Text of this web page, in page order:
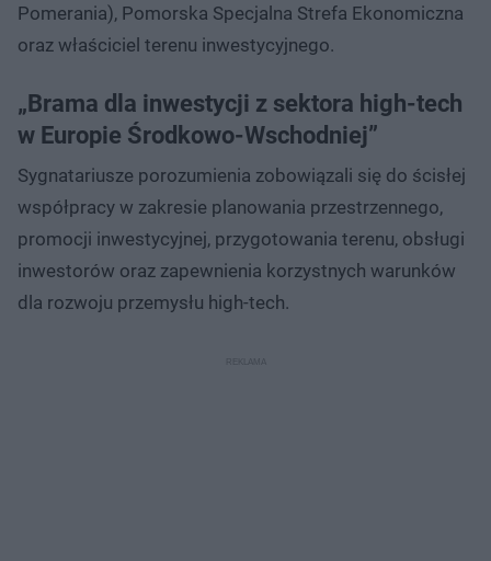
Pomerania), Pomorska Specjalna Strefa Ekonomiczna
oraz właściciel terenu inwestycyjnego.
„Brama dla inwestycji z sektora high-tech
w Europie Środkowo-Wschodniej”
Sygnatariusze porozumienia zobowiązali się do ścisłej
współpracy w zakresie planowania przestrzennego,
promocji inwestycyjnej, przygotowania terenu, obsługi
inwestorów oraz zapewnienia korzystnych warunków
dla rozwoju przemysłu high-tech.